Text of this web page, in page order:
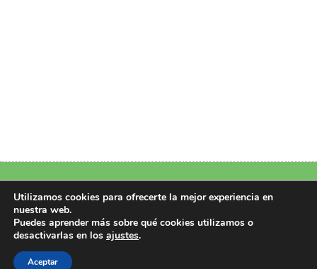
Política de Privacidad |Política de Cookies |Aviso Legal|Más información
Copyright 2026 © Design by Perfectoweb.Net
Utilizamos cookies para ofrecerte la mejor experiencia en
nuestra web.
Puedes aprender más sobre qué cookies utilizamos o
desactivarlas en los ajustes.
Aceptar